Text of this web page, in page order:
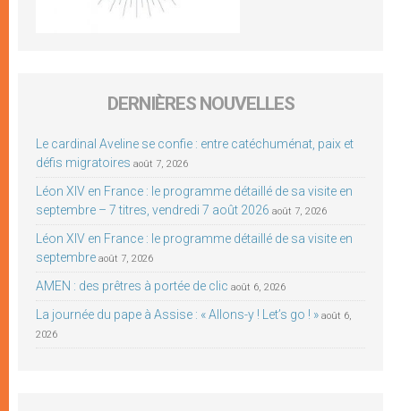
DERNIÈRES NOUVELLES
Le cardinal Aveline se confie : entre catéchuménat, paix et
défis migratoires août 7, 2026
Léon XIV en France : le programme détaillé de sa visite en
septembre – 7 titres, vendredi 7 août 2026 août 7, 2026
Léon XIV en France : le programme détaillé de sa visite en
septembre août 7, 2026
AMEN : des prêtres à portée de clic août 6, 2026
La journée du pape à Assise : « Allons-y ! Let’s go ! » août 6,
2026